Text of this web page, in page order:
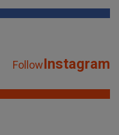
FollowInstagram